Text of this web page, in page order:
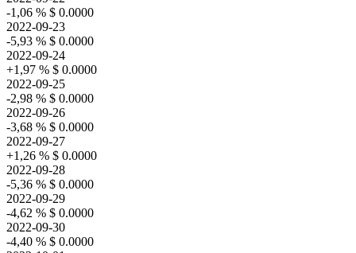
-1,06 % $ 0.0000
2022-09-23
-5,93 % $ 0.0000
2022-09-24
+1,97 % $ 0.0000
2022-09-25
-2,98 % $ 0.0000
2022-09-26
-3,68 % $ 0.0000
2022-09-27
+1,26 % $ 0.0000
2022-09-28
-5,36 % $ 0.0000
2022-09-29
-4,62 % $ 0.0000
2022-09-30
-4,40 % $ 0.0000